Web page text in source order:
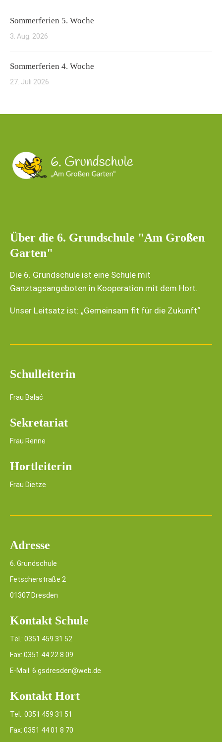
Sommerferien 5. Woche
3. Aug. 2026
Sommerferien 4. Woche
27. Juli 2026
Über die 6. Grundschule "Am Großen
Garten"
Die 6. Grundschule ist eine Schule mit
Ganztagsangeboten in Kooperation mit dem Hort.
Unser Leitsatz ist: „Gemeinsam fit für die Zukunft“
Schulleiterin
Frau Balać
Sekretariat
Frau Renne
Hortleiterin
Frau Dietze
Adresse
6. Grundschule
Fetscherstraße 2
01307 Dresden
Kontakt Schule
Tel.: 0351 459 31 52
Fax: 0351 44 22 8 09
E-Mail: 6.gsdresden@web.de
Kontakt Hort
Tel.: 0351 459 31 51
Fax: 0351 44 01 8 70